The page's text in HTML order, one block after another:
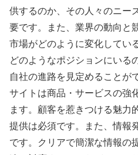
供するのか、その人々のニー
要です。また、業界の動向と
市場がどのように変化してい
どのようなポジションにいる
自社の進路を見定めることが
サイトは商品・サービスの強
ます。顧客を惹きつける魅力
提供は必須です。また、情報
です。クリアで簡潔な情報の